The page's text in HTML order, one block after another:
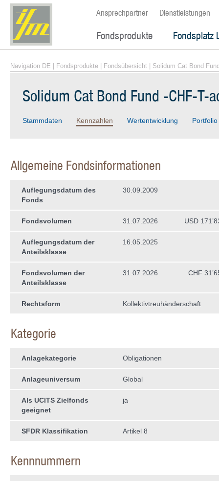
Ansprechpartner Dienstleistungen
Fondsprodukte Fondsplatz
Navigation DE Fondsprodukte Fondsübersicht | Solidum Cat Bond
Solidum Cat Bond Fund -CHF-T-
Stammdaten Kennzahlen Wertentwicklung Portfolio
Allgemeine Fondsinformationen
Auflegungsdatum des
Fonds
30.09.2009
Fondsvolumen 31.07.2026 USD
Auflegungsdatum der
Anteilsklasse
16.05.2025
Fondsvolumen der
Anteilsklasse
31.07.2026 CHF
Rechtsform Kollektivtreuhän­derschaft
Kategorie
Anlagekategorie Obligationen
Anlageuniversum Global
Als UCITS Zielfonds
geeignet
ja
SFDR Klassifikation Artikel 8
Kennnummern